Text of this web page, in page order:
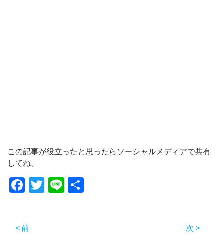
この記事が役立ったと思ったらソーシャルメディアで共有
してね。
Facebook
Twitter
Line
< 前 次 >